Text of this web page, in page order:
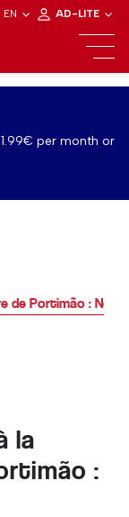
EN AD-LITE
per month or
de Portimão :
la
: